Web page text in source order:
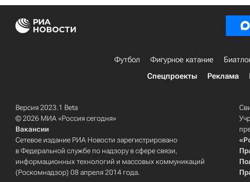
Футбол Фигурное катание
Спецпроекты
Реклама
Версия 2023.1 Beta
© 2026 МИА «Россия сегодня»
Вакансии
Сетевое издание РИА Новости зарегистрировано
в Федеральной службе по надзору в сфере связи,
информационных технологий и массовых коммуникаций
(Роскомнадзор) 08 апреля 2014 года.